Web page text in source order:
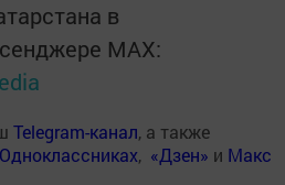
в
MАХ:
Telegram-канал, а также
Одноклассниках, «Дзен» и Макс